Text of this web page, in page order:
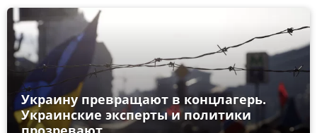
Украину превращают в концлагерь.
Украинские эксперты и политики